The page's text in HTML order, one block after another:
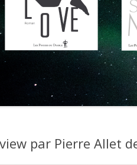
par Pierre Allet